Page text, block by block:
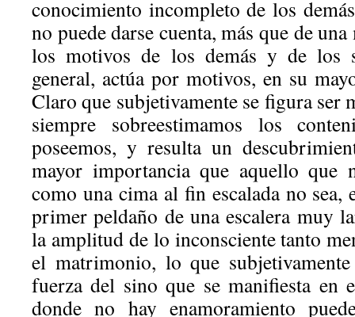
conocimiento incompleto de los
no puede darse cuenta, más que de
los motivos de los demás y de los
general, actúa por motivos, en su
Claro que subjetivamente se figura ser
siempre sobreestimamos los
poseemos, y resulta un
mayor importancia que aquello que
como una cima al fin escalada no sea,
primer peldaño de una escalera muy
la amplitud de lo inconsciente tanto
el matrimonio, lo que
fuerza del sino que se manifiesta en
donde no hay enamoramiento